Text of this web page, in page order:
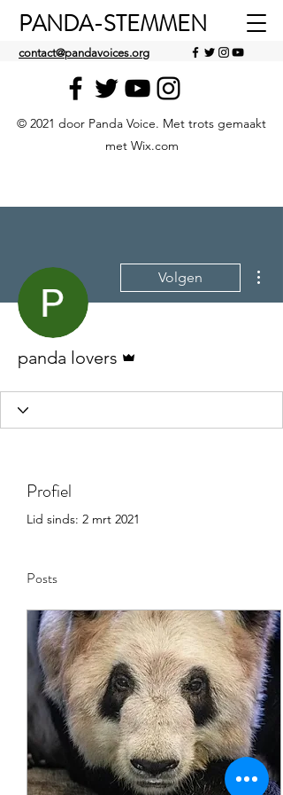
PANDA-STEMMEN
contact@pandavoices.org
© 2021 door Panda Voice. Met trots gemaakt
met Wix.com
Volgen
panda lovers
Profiel
Lid sinds: 2 mrt 2021
Posts